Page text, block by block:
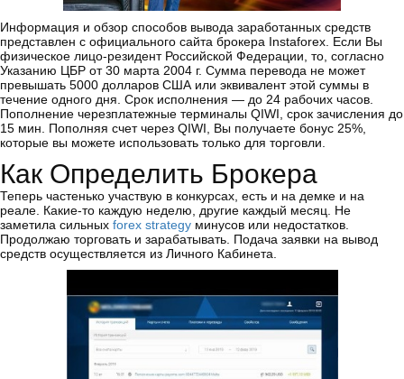
Информация и обзор способов вывода заработанных средств
представлен с официального сайта брокера Instaforex. Если Вы
физическое лицо-резидент Российской Федерации, то, согласно
Указанию ЦБР от 30 марта 2004 г. Сумма перевода не может
превышать 5000 долларов США или эквивалент этой суммы в
течение одного дня. Срок исполнения — до 24 рабочих часов.
Пополнение черезплатежные терминалы QIWI, срок зачисления до
15 мин. Пополняя счет через QIWI, Вы получаете бонус 25%,
которые вы можете использовать только для торговли.
Как Определить Брокера
Теперь частенько участвую в конкурсах, есть и на демке и на
реале. Какие-то каждую неделю, другие каждый месяц. Не
заметила сильных forex strategy минусов или недостатков.
Продолжаю торговать и зарабатывать. Подача заявки на вывод
средств осуществляется из Личного Кабинета.